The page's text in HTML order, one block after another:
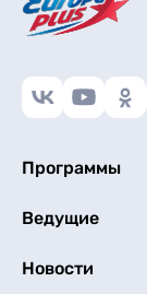
Программы
Ведущие
Новости